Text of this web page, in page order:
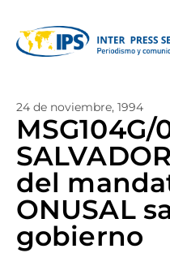
24 de noviembre, 1994
MSG104G/
del
ONUSAL
gobierno